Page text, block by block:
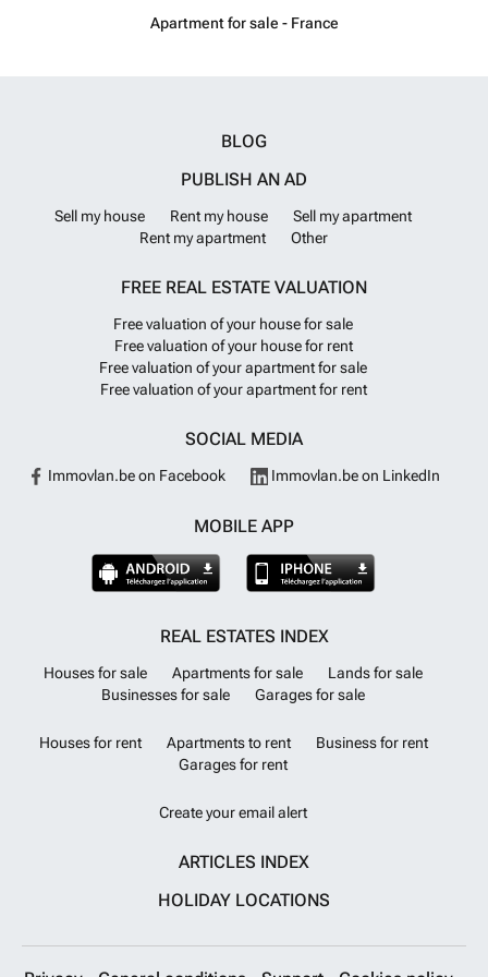
Apartment for sale - France
BLOG
PUBLISH AN AD
Sell my house Rent my house
Sell my apartment
Rent my apartment
Other
FREE REAL ESTATE VALUATION
Free valuation of your house for sale
Free valuation of your house for rent
Free valuation of your apartment for sale
Free valuation of your apartment for rent
SOCIAL MEDIA
Immovlan.be on Facebook Immovlan.be on LinkedIn
MOBILE APP
REAL ESTATES INDEX
Houses for sale Apartments for sale
Lands for sale
Businesses for sale
Garages for sale
Houses for rent Apartments to rent
Business for rent
Garages for rent
Create your email alert
ARTICLES INDEX
HOLIDAY LOCATIONS